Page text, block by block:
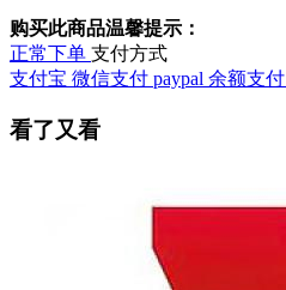
购买此商品温馨提示：
正常下单 支付方式
支付宝 微信支付 paypal 余额支付
看了又看